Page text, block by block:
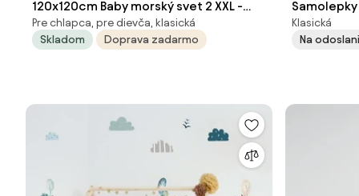
120x120cm Baby morský svet 2 XXL -
textilná nálepka na stenu
Pre chlapca, pre dievča, klasická
Skladom
Doprava zadarmo
Medvedík
Klasická
Na